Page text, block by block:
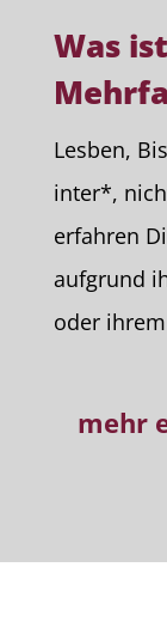
Was ist
Lesben,
inter*,
erfahren
aufgrund
oder
mehr